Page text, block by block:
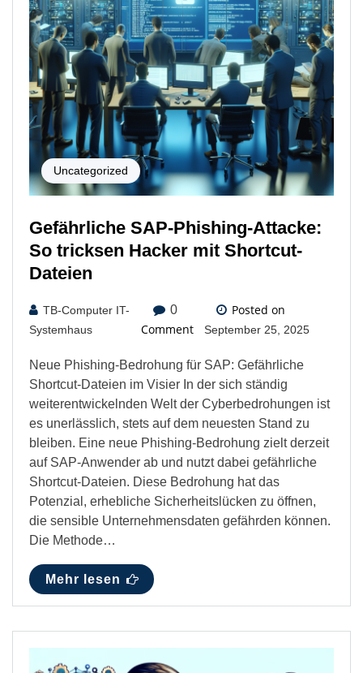
Uncategorized
Gefährliche SAP-Phishing-Attacke:
So tricksen Hacker mit Shortcut-
Dateien
TB-Computer IT-
Systemhaus
0
Comment
Posted on
September 25, 2025
Neue Phishing-Bedrohung für SAP: Gefährliche
Shortcut-Dateien im Visier In der sich ständig
weiterentwickelnden Welt der Cyberbedrohungen ist
es unerlässlich, stets auf dem neuesten Stand zu
bleiben. Eine neue Phishing-Bedrohung zielt derzeit
auf SAP-Anwender ab und nutzt dabei gefährliche
Shortcut-Dateien. Diese Bedrohung hat das
Potenzial, erhebliche Sicherheitslücken zu öffnen,
die sensible Unternehmensdaten gefährden können.
Die Methode…
Mehr lesen